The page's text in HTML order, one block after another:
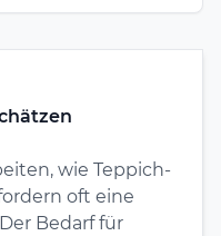
wie Teppich-
oft eine
Bedarf für